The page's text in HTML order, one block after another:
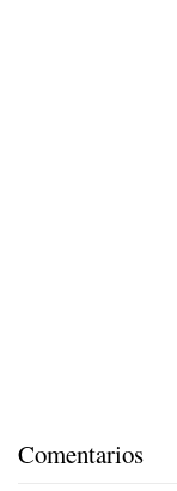
Comentarios